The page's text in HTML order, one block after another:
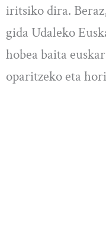
iritsiko dira.
gida Udaleko
hobea baita
oparitzeko eta